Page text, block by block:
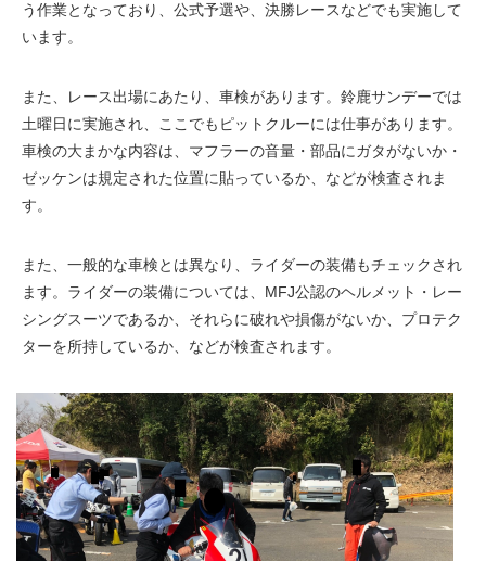
う作業となっており、公式予選や、決勝レースなどでも実施して
います。
また、レース出場にあたり、車検があります。鈴鹿サンデーでは
土曜日に実施され、ここでもピットクルーには仕事があります。
車検の大まかな内容は、マフラーの音量・部品にガタがないか・
ゼッケンは規定された位置に貼っているか、などが検査されま
す。
また、一般的な車検とは異なり、ライダーの装備もチェックされ
ます。ライダーの装備については、MFJ公認のヘルメット・レー
シングスーツであるか、それらに破れや損傷がないか、プロテク
ターを所持しているか、などが検査されます。